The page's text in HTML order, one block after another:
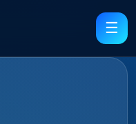
☰